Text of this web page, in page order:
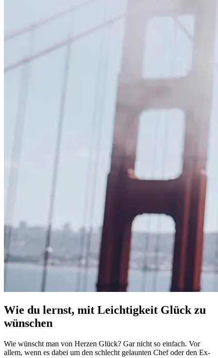
Wie du lernst, mit Leichtigkeit Glück zu
wünschen
Wie wünscht man von Herzen Glück? Gar nicht so einfach. Vor
allem, wenn es dabei um den schlecht gelaunten Chef oder den Ex-